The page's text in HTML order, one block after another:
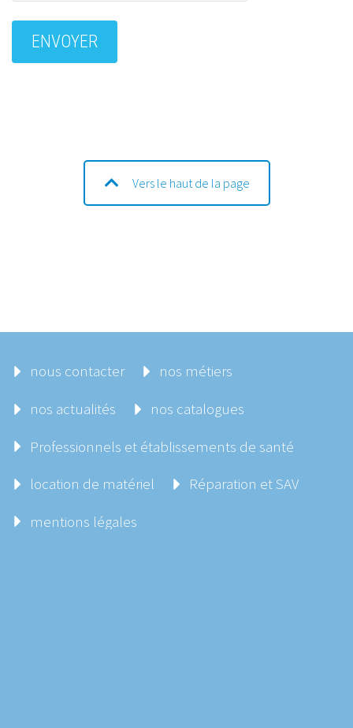
Vers le haut de la page
nous contacter
nos métiers
nos actualités
nos catalogues
Professionnels et établissements de santé
location de matériel
Réparation et SAV
mentions légales